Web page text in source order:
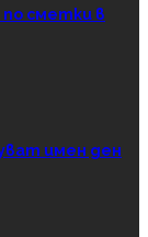
сметки в
имен ден